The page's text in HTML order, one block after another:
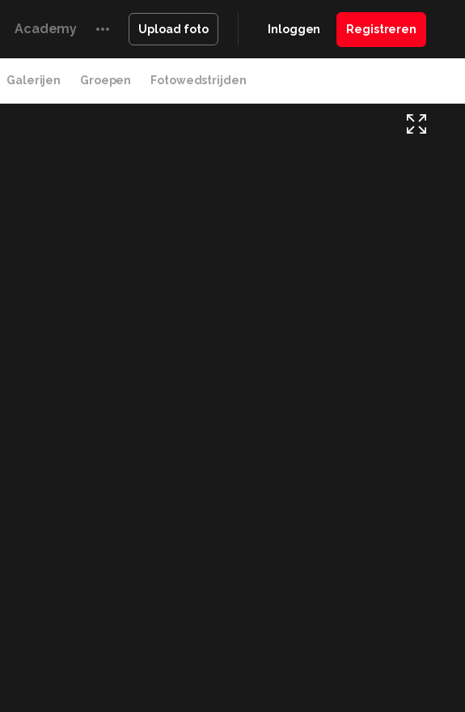
Academy Upload foto Inloggen Registreren
Galerijen Groepen Fotowedstrijden